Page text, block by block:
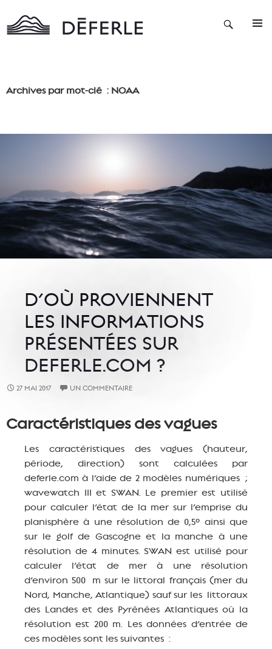
ALLER
AU
Archives par mot-clé : NOAA
D’OÙ PROVIENNENT
LES INFORMATIONS
PRÉSENTÉES SUR
DEFERLE.COM ?
27 MAI 2017 UN COMMENTAIRE
Caractéristiques des vagues
Les caractéristiques des vagues (hauteur,
période, direction) sont calculées par
deferle.com à l’aide de 2 modèles numériques ;
wavewatch III et SWAN. Le premier est utilisé
pour calculer l’état de la mer sur l’emprise du
planisphère à une résolution de 0,5° ainsi que
sur le golf de Gascogne et la manche à une
résolution de 4 minutes. SWAN est utilisé pour
calculer l’état de mer à une résolution
d’environ 500 m sur le littoral français (mer du
Nord, Manche, Atlantique) sauf sur les littoraux
des Landes et des Pyrénées Atlantiques où la
résolution est 200 m. Les données d’entrée de
ces modèles sont les suivantes :